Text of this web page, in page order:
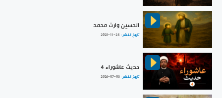
الحسين وارث محمد
تاريخ النشر : 2025-11-24
حديث عاشوراء 4
تاريخ النشر :2026-07-03